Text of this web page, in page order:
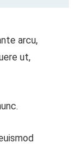
arcu,
ut,